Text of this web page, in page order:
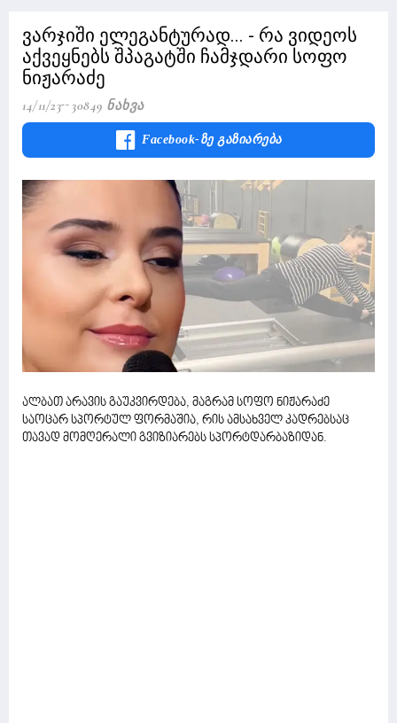
ვარჯიში ელეგანტურად... - რა ვიდეოს
აქვეყნებს შპაგატში ჩამჯდარი სოფო
ნიჟარაძე
14/11/23 30849 Ნახვა
Facebook-Ზე Გაზიარება
ალბათ არავის გაუკვირდება, მაგრამ სოფო ნიჟარაძე
საოცარ სპორტულ ფორმაშია, რის ამსახველ კადრებსაც
თავად მომღერალი გვიზიარებს სპორტდარბაზიდან.